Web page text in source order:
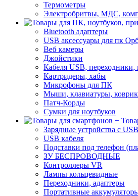
Термометры
Электробритвы, МДС,
Bluetooth адаптеры
USB аксессуары для пк
Веб камеры
Джойстики
Кабеля USB, переходники,
Картридеры, хабы
Микрофоны для ПК
Мыши, клавиатуры,
Патч-Корды
Сумки для ноутбуков
Зарядные устройства с USB
USB кабеля
Подставки под телефон
ЗУ БЕСПРОВОДНЫЕ
Контроллеры VR
Лампы кольцевидные
Переходники, адаптеры
Портативные